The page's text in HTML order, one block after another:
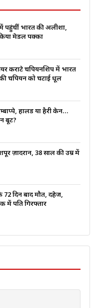
पहुंचीं भारत की अलीशा,
मेडल पक्का
कराटे चैंपियनशिप में भारत
की चैंपियन को चटाई धूल
हालैंड या हैरी केन…
बूट?
ज़ादरान, 38 साल की उम्र में
दिन बाद मौत, दहेज,
में पति गिरफ्तार